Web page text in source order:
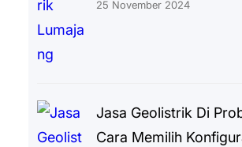
25 November 2024
Jasa Geolistrik Di
Cara Memilih